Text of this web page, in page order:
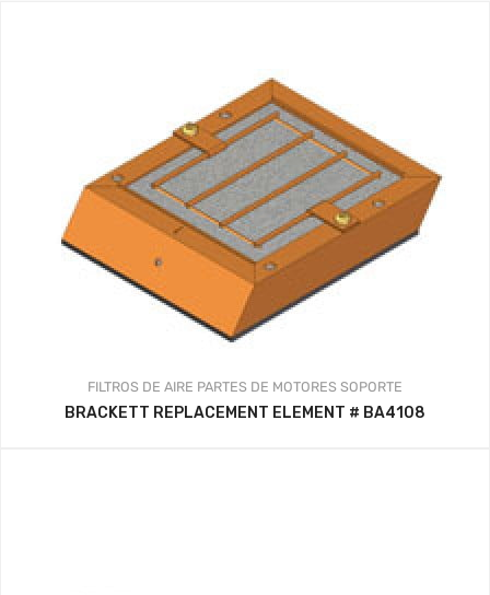
FILTROS DE AIRE PARTES DE MOTORES SOPORTE
BRACKETT REPLACEMENT ELEMENT # BA4108